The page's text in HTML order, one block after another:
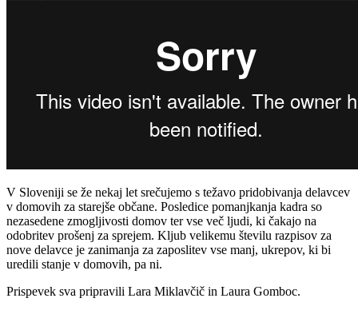
V Sloveniji se že nekaj let srečujemo s težavo pridobivanja delavcev
v domovih za starejše občane. Posledice pomanjkanja kadra so
nezasedene zmogljivosti domov ter vse več ljudi, ki čakajo na
odobritev prošenj za sprejem. Kljub velikemu številu razpisov za
nove delavce je zanimanja za zaposlitev vse manj, ukrepov, ki bi
uredili stanje v domovih, pa ni.
Prispevek sva pripravili Lara Miklavčič in Laura Gomboc.